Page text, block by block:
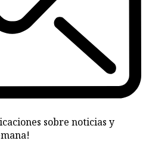
sobre noticias y